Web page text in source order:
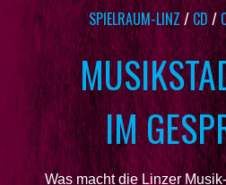
SPIELRAUM-LINZ/CD/
IM
Was macht die Linzer